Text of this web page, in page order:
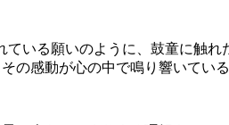
ている願いのように、鼓童に
の感動が心の中で鳴り響いてい